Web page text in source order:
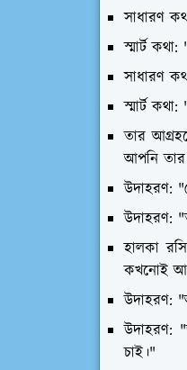
সাধারণ
স্মার্ট
সাধারণ
স্মার্ট
তার
আপনি তার
উদাহরণ:
উদাহরণ:
হালকা
কখনোই
উদাহরণ:
উদাহরণ:
চাই।"